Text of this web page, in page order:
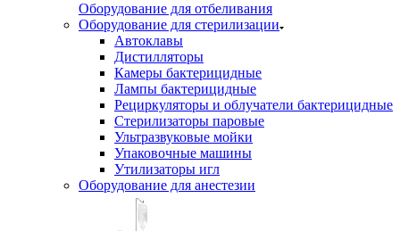
Оборудование для отбеливания
Оборудование для стерилизации
Автоклавы
Дистилляторы
Камеры бактерицидные
Лампы бактерицидные
Рециркуляторы и облучатели бактерицидные
Стерилизаторы паровые
Ультразвуковые мойки
Упаковочные машины
Утилизаторы игл
Оборудование для анестезии